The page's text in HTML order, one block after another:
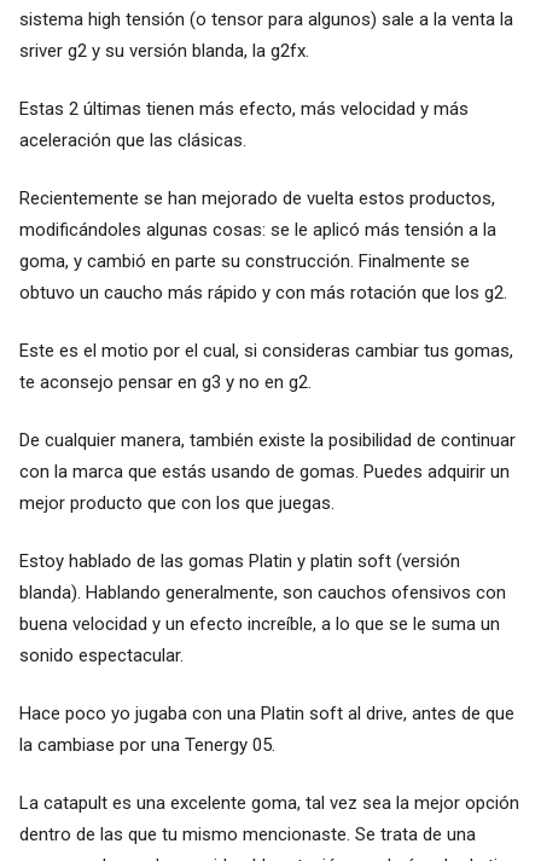
sistema high tensión (o tensor para algunos) sale a la venta la
sriver g2 y su versión blanda, la g2fx.
Estas 2 últimas tienen más efecto, más velocidad y más
aceleración que las clásicas.
Recientemente se han mejorado de vuelta estos productos,
modificándoles algunas cosas: se le aplicó más tensión a la
goma, y cambió en parte su construcción. Finalmente se
obtuvo un caucho más rápido y con más rotación que los g2.
Este es el motio por el cual, si consideras cambiar tus gomas,
te aconsejo pensar en g3 y no en g2.
De cualquier manera, también existe la posibilidad de continuar
con la marca que estás usando de gomas. Puedes adquirir un
mejor producto que con los que juegas.
Estoy hablado de las gomas Platin y platin soft (versión
blanda). Hablando generalmente, son cauchos ofensivos con
buena velocidad y un efecto increíble, a lo que se le suma un
sonido espectacular.
Hace poco yo jugaba con una Platin soft al drive, antes de que
la cambiase por una Tenergy 05.
La catapult es una excelente goma, tal vez sea la mejor opción
dentro de las que tu mismo mencionaste. Se trata de una